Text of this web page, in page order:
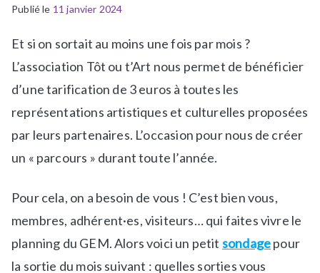
Publié le 11 janvier 2024
P
b
l
é
d
a
-
l
a
É
i
q
e
t
é
t
i
e
Et si on sortait au moins une fois par mois ?
L’association Tôt ou t’Art nous permet de bénéficier
d’une tarification de 3 euros à toutes les
représentations artistiques et culturelles proposées
par leurs partenaires. L’occasion pour nous de créer
un « parcours » durant toute l’année.
Pour cela, on a besoin de vous ! C’est bien vous,
membres, adhérent·es, visiteurs… qui faites vivre le
planning du GEM. Alors voici un petit sondagepour
la sortie du mois suivant : quelles sorties vous